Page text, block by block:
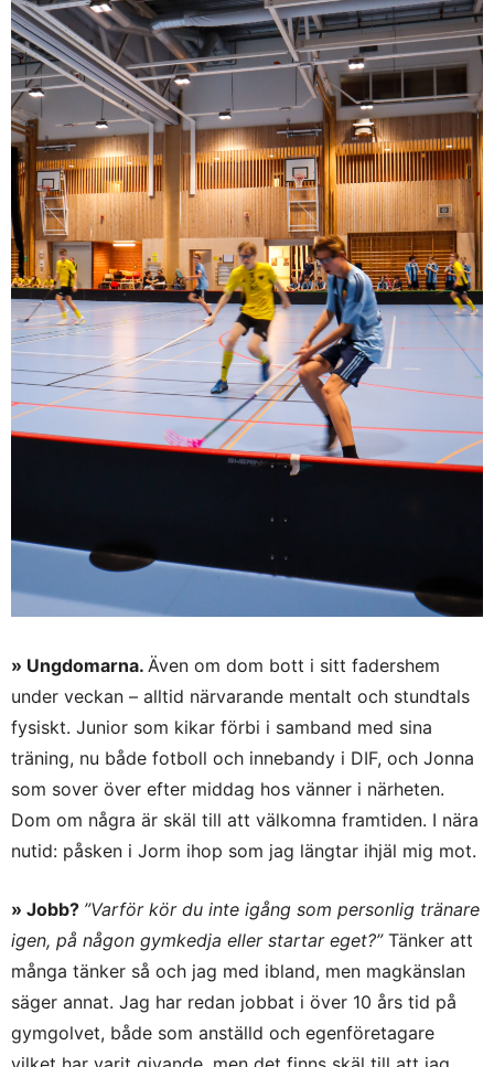
» Ungdomarna. Även om dom bott i sitt fadershem
under veckan – alltid närvarande mentalt och stundtals
fysiskt. Junior som kikar förbi i samband med sina
träning, nu både fotboll och innebandy i DIF, och Jonna
som sover över efter middag hos vänner i närheten.
Dom om några är skäl till att välkomna framtiden. I nära
nutid: påsken i Jorm ihop som jag längtar ihjäl mig mot.
» Jobb? ”Varför kör du inte igång som personlig tränare
igen, på någon gymkedja eller startar eget?” Tänker att
många tänker så och jag med ibland, men magkänslan
säger annat. Jag har redan jobbat i över 10 års tid på
gymgolvet, både som anställd och egenföretagare